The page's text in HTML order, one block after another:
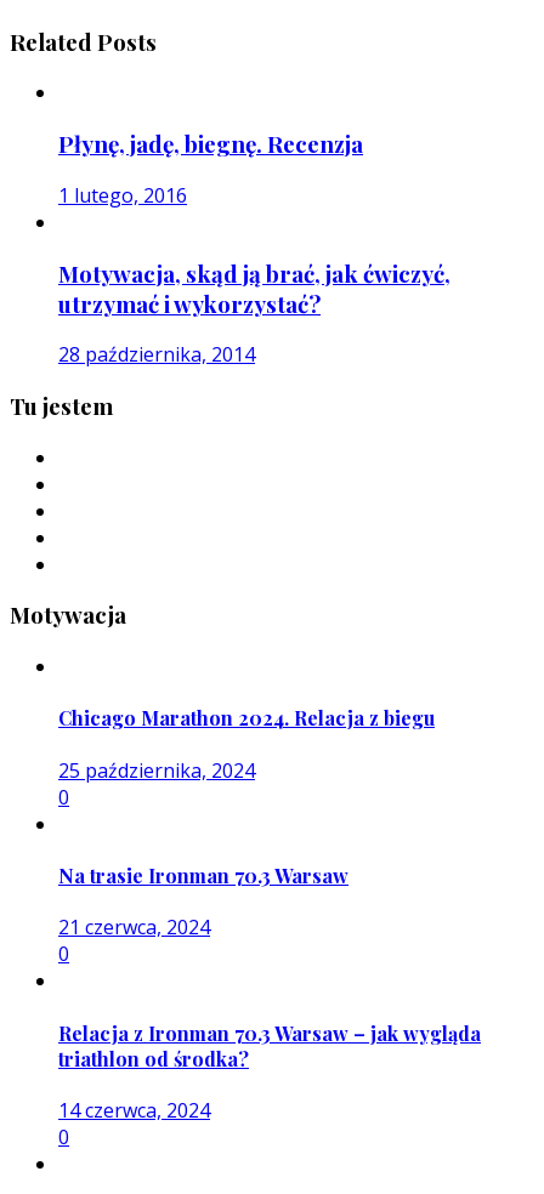
Related Posts
Płynę, jadę, biegnę. Recenzja
1 lutego, 2016
Motywacja, skąd ją brać, jak ćwiczyć,
utrzymać i wykorzystać?
28 października, 2014
Tu jestem
Motywacja
Chicago Marathon 2024. Relacja z biegu
25 października, 2024
0
Na trasie Ironman 70.3 Warsaw
21 czerwca, 2024
0
Relacja z Ironman 70.3 Warsaw – jak wygląda
triathlon od środka?
14 czerwca, 2024
0